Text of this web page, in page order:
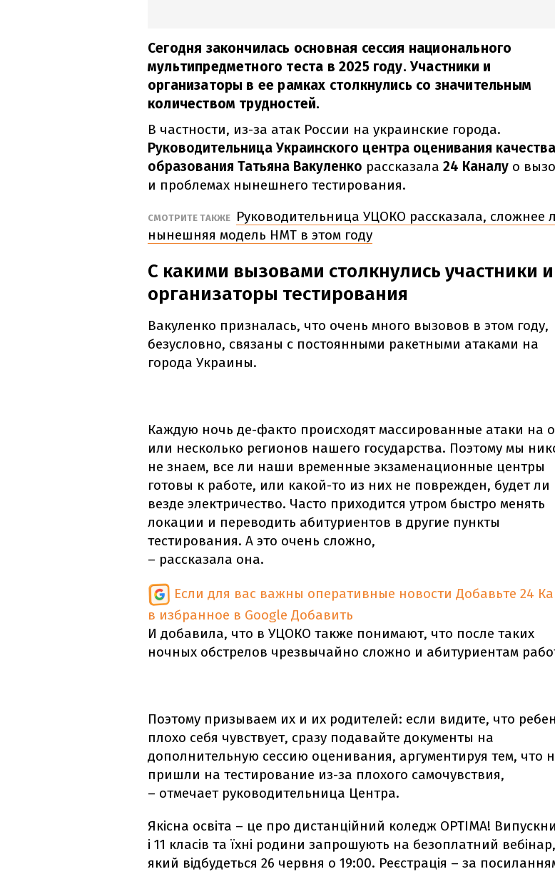
Сегодня закончилась основная сессия национального
мультипредметного теста в 2025 году. Участники и
организаторы в ее рамках столкнулись со значительным
количеством трудностей.
В частности, из-за атак России на украинские города.
Руководительница Украинского центра оценивания качества
образования Татьяна Вакуленко рассказала 24 Каналу о
и проблемах нынешнего тестирования.
СМОТРИТЕ ТАКЖЕ
Руководительница УЦОКО рассказала, сложнее
нынешняя модель НМТ в этом году
С какими вызовами столкнулись участники и
организаторы тестирования
Вакуленко призналась, что очень много вызовов в этом году,
безусловно, связаны с постоянными ракетными атаками на
города Украины.
Каждую ночь де-факто происходят массированные атаки на
или несколько регионов нашего государства. Поэтому мы
не знаем, все ли наши временные экзаменационные центры
готовы к работе, или какой-то из них не поврежден, будет ли
везде электричество. Часто приходится утром быстро менять
локации и переводить абитуриентов в другие пункты
тестирования. А это очень сложно,
– рассказала она.
Если для вас важны оперативные новости Добавьте 24
в избранное в Google Добавить
И добавила, что в УЦОКО также понимают, что после таких
ночных обстрелов чрезвычайно сложно и абитуриентам
Поэтому призываем их и их родителей: если видите, что
плохо себя чувствует, сразу подавайте документы на
дополнительную сессию оценивания, аргументируя тем, что
пришли на тестирование из-за плохого самочувствия,
– отмечает руководительница Центра.
Якісна освіта – це про дистанційний коледж OPTIMA!
і 11 класів та їхні родини запрошують на безоплатний вебінар,
який відбудеться 26 червня о 19:00. Реєстрація – за